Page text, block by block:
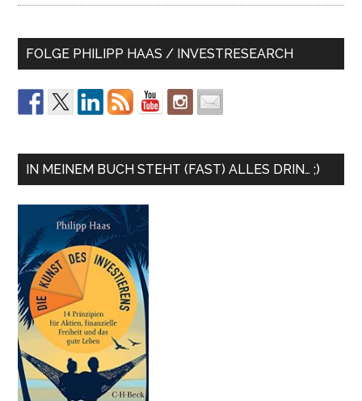
FOLGE PHILIPP HAAS / INVESTRESEARCH
IN MEINEM BUCH STEHT (FAST) ALLES DRIN… ;)